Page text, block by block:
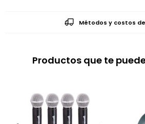
Métodos y costos
Productos que te